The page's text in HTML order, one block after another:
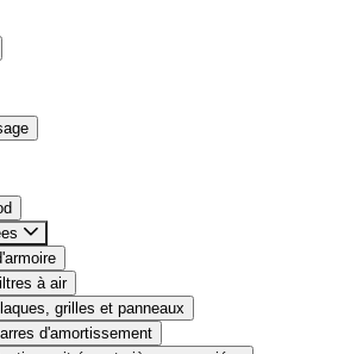
à air
grilles et panneaux
d'amortissement